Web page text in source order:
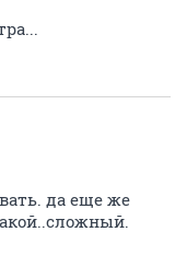
да еще же